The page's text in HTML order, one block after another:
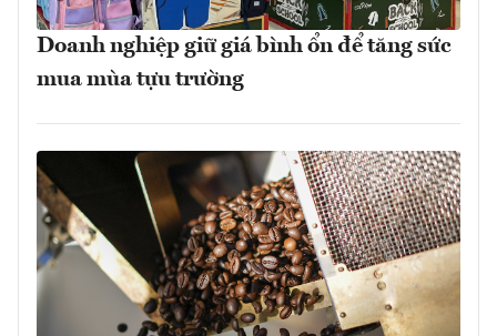
Doanh nghiệp giữ giá bình ổn để tăng sức
mua mùa tựu trường